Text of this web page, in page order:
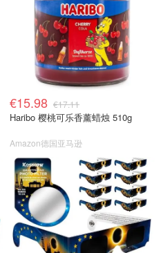
€15.98 €17.11
Haribo 樱桃可乐香薰蜡烛 510g
Amazon德国亚马逊